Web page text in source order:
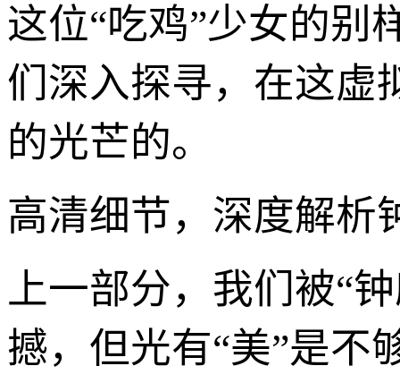
这位“吃鸡”少女的别
们深入探寻，在这虚
的光芒的。
高清细节，深度解析
上一部分，我们被“
撼，但光有“美”是不